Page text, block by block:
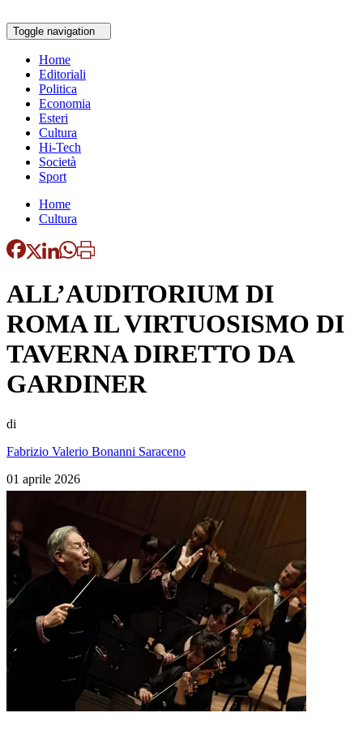
Toggle navigation
Home
Editoriali
Politica
Economia
Esteri
Cultura
Hi-Tech
Società
Sport
Home
Cultura
ALL’AUDITORIUM DI
ROMA IL VIRTUOSISMO DI
TAVERNA DIRETTO DA
GARDINER
di
Fabrizio Valerio Bonanni Saraceno
01 aprile 2026